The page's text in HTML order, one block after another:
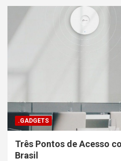
.GADGETS
Três Pontos de Acesso
Brasil